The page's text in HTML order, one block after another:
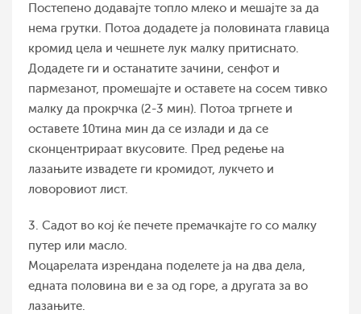
Постепено додавајте топло млеко и мешајте за да
нема грутки. Потоа додадете ја половината главица
кромид цела и чешнете лук малку притиснато.
Додадете ги и останатите зачини, сенфот и
пармезанот, промешајте и оставете на сосем тивко
малку да прокрчка (2-3 мин). Потоа тргнете и
оставете 10тина мин да се излади и да се
сконцентрираат вкусовите. Пред редење на
лазањите извадете ги кромидот, лукчето и
ловоровиот лист.
3. Садот во кој ќе печете премачкајте го со малку
путер или масло.
Моцарелата изрендана поделете ја на два дела,
едната половина ви е за од горе, а другата за во
лазањите.